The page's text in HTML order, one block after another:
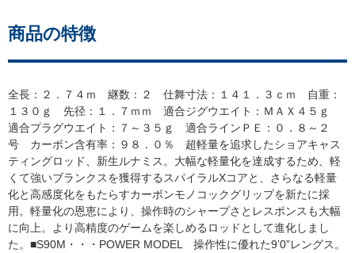
商品の特徴
全長：２．７４ｍ 継数：２ 仕舞寸法：１４１．３ｃｍ 自重：
１３０ｇ 先径：１．７ｍｍ 適合ジグウエイト：ＭＡＸ４５ｇ
適合プラグウエイト：７～３５ｇ 適合ラインＰＥ：０．８～２
号 カーボン含有率：９８．０％ 超軽量を追求したショアキャス
ティングロッド、新生ルナミス。大幅な軽量化を達成するため、軽
くて強いブランクスを獲得するスパイラルXコアと、さらなる軽量
化と高感度化をもたらすカーボンモノコックグリップを新たに採
用。軽量化の恩恵により、操作時のシャープさとレスポンスも大幅
に向上。より高精度のゲームを楽しめるロッドとして進化しまし
た。■S90M・・・POWER MODEL 操作性に優れた9’0”レングス。